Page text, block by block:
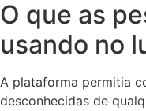
O que as
usando no
A plataforma permitia
desconhecidas de